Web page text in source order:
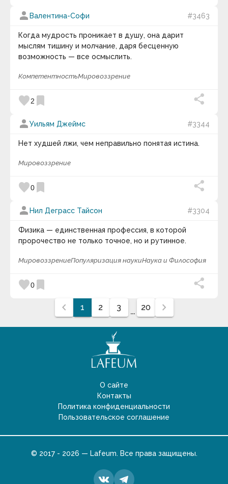
person Валентина-Софи #3463
Когда мудрость проникает в душу, она дарит
мыслям тишину и молчание, даря бесценную
возможность — все осмыслить.
КомпетентностьМировоззрение
favorite2 bookmark
personУильям Джеймс #3344
Нет худшей лжи, чем неправильно понятая истина.
Мировоззрение
favorite0 bookmark
person Нил Деграсс Тайсон #3304
Физика — единственная профессия, в которой
пророчество не только точное, но и рутинное.
МировоззрениеПопуляризация наукиНаука и Философия
favorite0 bookmark
chevron_left
1 2 3 ... 20 chevron_right
О сайте
Контакты
Политика конфиденциальности
Пользовательское соглашение
© 2017 - 2026 — Lafeum. Все права защищены.